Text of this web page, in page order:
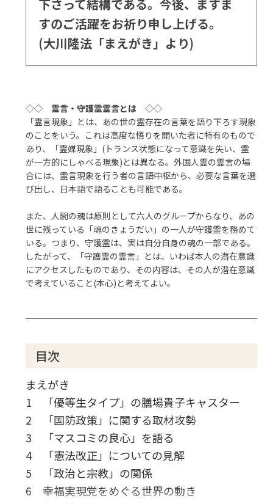
下さって結構である。今後、ますま
すのご活躍をお祈り申し上げる。
(大川隆法「まえがき」より)
◇◇霊言・守護霊霊言とは ◇◇
「霊言現象」とは、あの世の霊存在の言葉を語り下ろす現象
のことをいう。これは高度な悟りを開いた者に特有のもので
あり、「霊媒現象」(トランス状態になって意識を失い、霊
が一方的にしゃべる現象)とは異なる。外国人霊の霊言の場
合には、霊言現象を行う者の言語中枢から、必要な言葉を選
び出し、日本語で語ることも可能である。
また、人間の魂は原則として六人のグループからなり、あの
世に残っている「魂のきょうだい」の一人が守護霊を務めて
いる。つまり、守護霊は、実は自分自身の魂の一部である。
したがって、「守護霊の霊言」とは、いわば本人の潜在意識
にアクセスしたものであり、その内容は、その人が潜在意識
で考えていること(本心)と考えてよい。
目次
まえがき
1 「優等生タイプ」の膳場貴子キャスター
2 「国防政策」に関する取材攻勢
3 「マスコミの良心」を語る
4 「憲法改正」についての見解
5 「政治と宗教」の関係
6 幸福実現党をめぐる世界の動き